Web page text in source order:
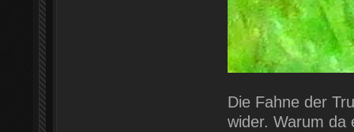
Die Fahne der
wider. Warum da